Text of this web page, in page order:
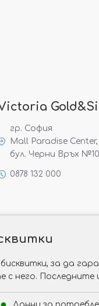
гр. София
Mall Paradise Center,
бул. Черни Връх
0878 132 000
бисквитки, за да
с него.